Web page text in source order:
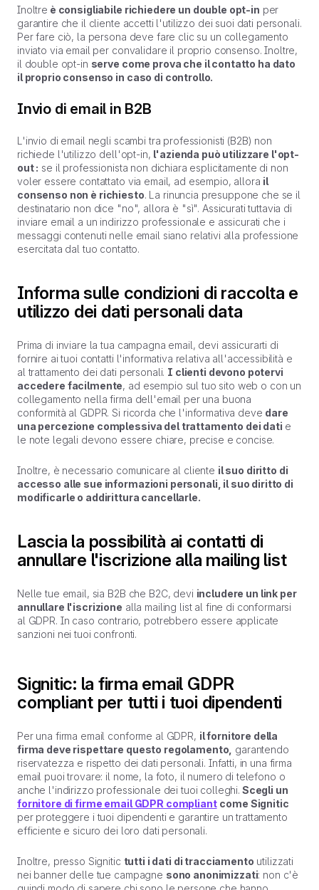
Inoltre è consigliabile richiedere un double opt-in per
garantire che il cliente accetti l'utilizzo dei suoi dati personali.
Per fare ciò, la persona deve fare clic su un collegamento
inviato via email per convalidare il proprio consenso. Inoltre,
il double opt-in serve come prova che il contatto ha dato
il proprio consenso in caso di controllo.
Invio di email in B2B
L'invio di email negli scambi tra professionisti (B2B) non
richiede l'utilizzo dell'opt-in, l'azienda può utilizzare l'opt-
out : se il professionista non dichiara esplicitamente di non
voler essere contattato via email, ad esempio, allora il
consenso non è richiesto. La rinuncia presuppone che se il
destinatario non dice "no", allora è "sì". Assicurati tuttavia di
inviare email a un indirizzo professionale e assicurati che i
messaggi contenuti nelle email siano relativi alla professione
esercitata dal tuo contatto.
Informa sulle condizioni di raccolta e
utilizzo dei dati personali data
Prima di inviare la tua campagna email, devi assicurarti di
fornire ai tuoi contatti l'informativa relativa all'accessibilità e
al trattamento dei dati personali. I clienti devono potervi
accedere facilmente, ad esempio sul tuo sito web o con un
collegamento nella firma dell'email per una buona
conformità al GDPR. Si ricorda che l'informativa deve dare
una percezione complessiva del trattamento dei dati e
le note legali devono essere chiare, precise e concise.
Inoltre, è necessario comunicare al cliente il suo diritto di
accesso alle sue informazioni personali, il suo diritto di
modificarle o addirittura cancellarle.
Lascia la possibilità ai contatti di
annullare l'iscrizione alla mailing list
Nelle tue email, sia B2B che B2C, devi includere un link per
annullare l'iscrizione alla mailing list al fine di conformarsi
al GDPR. In caso contrario, potrebbero essere applicate
sanzioni nei tuoi confronti.
Signitic: la firma email GDPR
compliant per tutti i tuoi dipendenti
Per una firma email conforme al GDPR, il fornitore della
firma deve rispettare questo regolamento, garantendo
riservatezza e rispetto dei dati personali. Infatti, in una firma
email puoi trovare: il nome, la foto, il numero di telefono o
anche l'indirizzo professionale dei tuoi colleghi. Scegli un
fornitore di firme email GDPR compliant come Signitic
per proteggere i tuoi dipendenti e garantire un trattamento
efficiente e sicuro dei loro dati personali.
Inoltre, presso Signitic tutti i dati di tracciamento utilizzati
nei banner delle tue campagne sono anonimizzati: non c'è